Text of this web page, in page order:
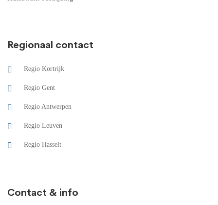
Regionaal contact
Regio Kortrijk
Regio Gent
Regio Antwerpen
Regio Leuven
Regio Hasselt
Contact & info